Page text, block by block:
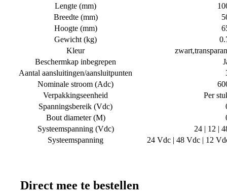
Lengte (mm)
Breedte (mm)
Hoogte (mm)
Gewicht (kg)
Kleur
Beschermkap inbegrepen
Aantal aansluitingen/aansluitpunten
Nominale stroom (Adc)
Verpakkingseenheid
Per
Spanningsbereik (Vdc)
Bout diameter (M)
Systeemspanning (Vdc)
24 | 12 |
Systeemspanning
24 Vdc | 48 Vdc | 12
Direct mee te bestellen